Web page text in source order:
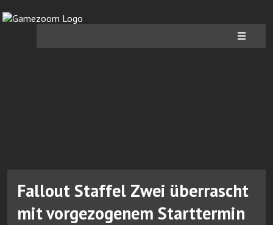
Fallout Staffel Zwei überrascht
mit vorgezogenem Starttermin